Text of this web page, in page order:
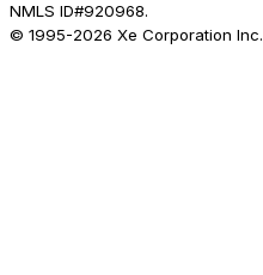
NMLS ID#920968.
© 1995-2026 Xe Corporation Inc.